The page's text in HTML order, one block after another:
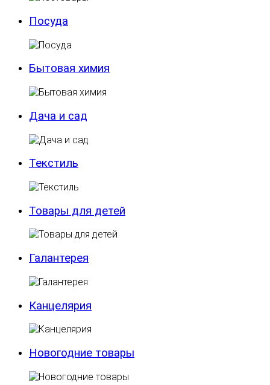
Посуда
Бытовая химия
Дача и сад
Текстиль
Товары для детей
Галантерея
Канцелярия
Новогодние товары